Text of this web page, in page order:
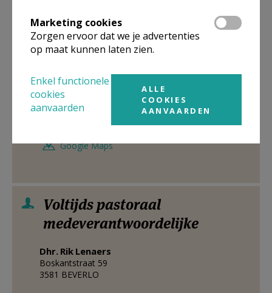
Pastoraal
medeverantwoordelijke
Dhr.Tonny Versluys
Boomgaardlaan 25
3582 KOERSEL
Stuur een mailtje
Google Maps
Voltijds pastoraal
medeverantwoordelijke
Dhr. Rik Lenaers
Boskantstraat 59
3581 BEVERLO
Marketing cookies
Zorgen ervoor dat we je advertenties
op maat kunnen laten zien.
Enkel functionele
cookies
aanvaarden
ALLE
COOKIES
AANVAARDEN